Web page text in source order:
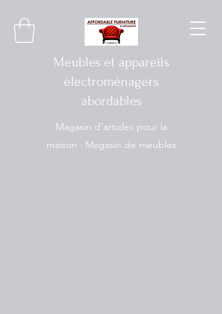
Meubles et appareils
électroménagers
abordables
Magasin d'articles pour la
maison · Magasin de meubles